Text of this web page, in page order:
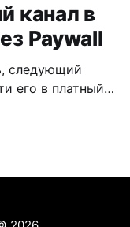
канал в
Paywall
следующий
его в платный
с